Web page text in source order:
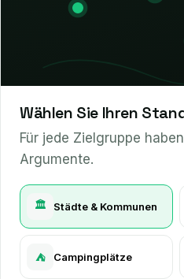
Wählen Sie Ihren
Für jede Zielgruppe
Argumente.
🏛️ Städte & Kommunen
⛺ Campingplätze